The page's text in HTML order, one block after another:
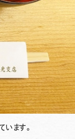
います。